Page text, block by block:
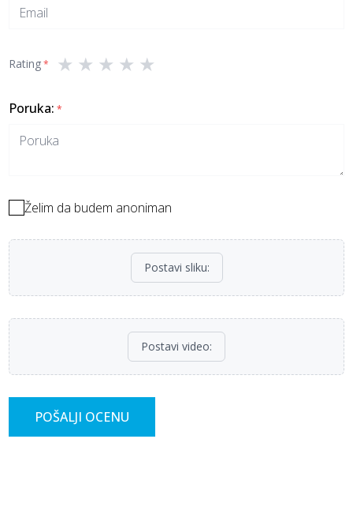
Rating* ★ ★ ★ ★ ★
Poruka: *
Želim da budem anoniman
Postavi sliku:
Postavi video:
POŠALJI OCENU